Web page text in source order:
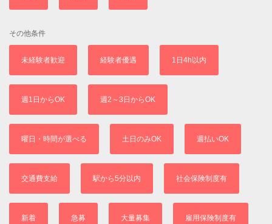
その他条件
未経験者歓迎 経験者優遇 1日4h以内
週1日からOK 週2～3日からOK
曜日・時間が選べる 土日のみOK 週払いOK
交通費支給 駅から5分以内 社会保険制度有
新着 急募 大量募集 雇用保険制度有